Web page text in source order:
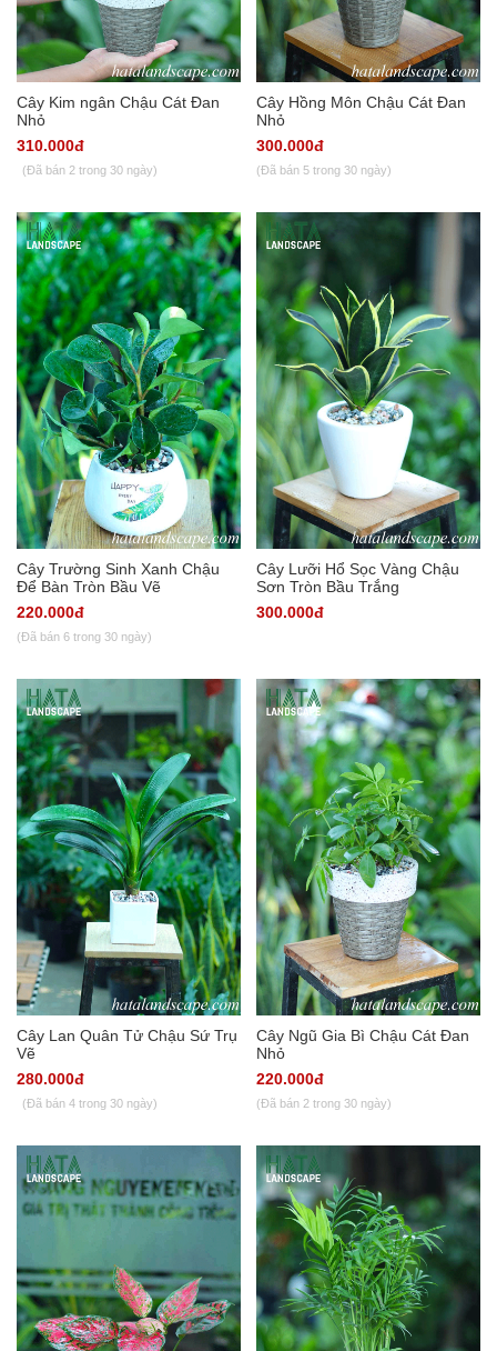
Cây Kim ngân Chậu Cát Đan
Nhỏ
310.000đ
(Đã bán 2 trong 30 ngày)
Cây Hồng Môn Chậu Cát Đan
Nhỏ
300.000đ
(Đã bán 5 trong 30 ngày)
Cây Trường Sinh Xanh Chậu
Để Bàn Tròn Bầu Vẽ
220.000đ
(Đã bán 6 trong 30 ngày)
Cây Lưỡi Hổ Sọc Vàng Chậu
Sơn Tròn Bầu Trắng
300.000đ
Cây Lan Quân Tử Chậu Sứ Trụ
Vẽ
280.000đ
(Đã bán 4 trong 30 ngày)
Cây Ngũ Gia Bì Chậu Cát Đan
Nhỏ
220.000đ
(Đã bán 2 trong 30 ngày)